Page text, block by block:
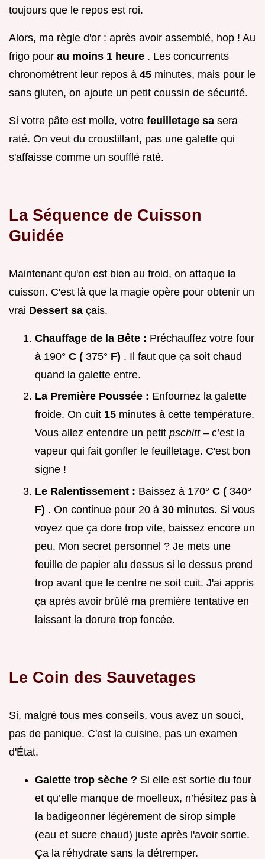
toujours que le repos est roi.
Alors, ma règle d'or : après avoir assemblé, hop ! Au
frigo pour au moins 1 heure . Les concurrents
chronomètrent leur repos à 45 minutes, mais pour le
sans gluten, on ajoute un petit coussin de sécurité.
Si votre pâte est molle, votre feuilletage sa sera
raté. On veut du croustillant, pas une galette qui
s'affaisse comme un soufflé raté.
La Séquence de Cuisson
Guidée
Maintenant qu'on est bien au froid, on attaque la
cuisson. C'est là que la magie opère pour obtenir un
vrai Dessert sa çais.
Chauffage de la Bête : Préchauffez votre four
à 190° C ( 375° F) . Il faut que ça soit chaud
quand la galette entre.
La Première Poussée : Enfournez la galette
froide. On cuit 15 minutes à cette température.
Vous allez entendre un petit pschitt – c’est la
vapeur qui fait gonfler le feuilletage. C'est bon
signe !
Le Ralentissement : Baissez à 170° C ( 340°
F) . On continue pour 20 à 30 minutes. Si vous
voyez que ça dore trop vite, baissez encore un
peu. Mon secret personnel ? Je mets une
feuille de papier alu dessus si le dessus prend
trop avant que le centre ne soit cuit. J'ai appris
ça après avoir brûlé ma première tentative en
laissant la dorure trop foncée.
Le Coin des Sauvetages
Si, malgré tous mes conseils, vous avez un souci,
pas de panique. C'est la cuisine, pas un examen
d'État.
Galette trop sèche ? Si elle est sortie du four
et qu’elle manque de moelleux, n’hésitez pas à
la badigeonner légèrement de sirop simple
(eau et sucre chaud) juste après l'avoir sortie.
Ça la réhydrate sans la détremper.